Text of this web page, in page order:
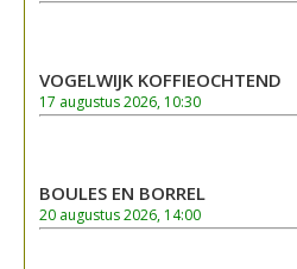
VOGELWIJK KOFFIEOCHTEND
17 augustus 2026, 10:30
BOULES EN BORREL
20 augustus 2026, 14:00